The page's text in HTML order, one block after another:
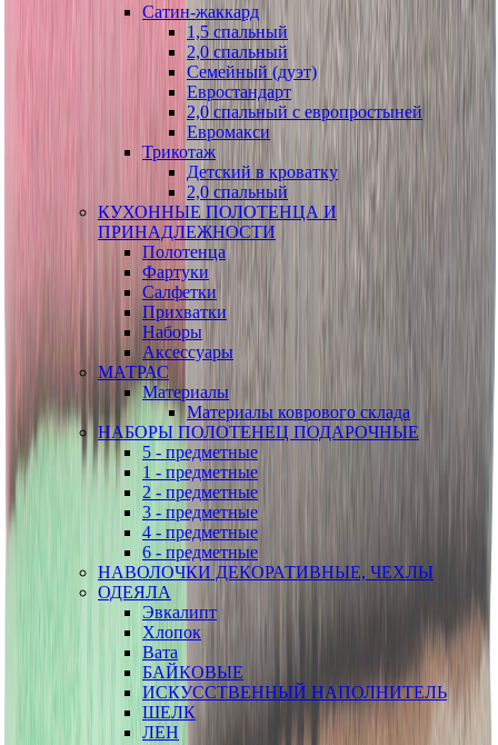
Сатин-жаккард
1,5 спальный
2,0 спальный
Семейный (дуэт)
Евростандарт
2,0 спальный с европростыней
Евромакси
Трикотаж
Детский в кроватку
2,0 спальный
КУХОННЫЕ ПОЛОТЕНЦА И
ПРИНАДЛЕЖНОСТИ
Полотенца
Фартуки
Салфетки
Прихватки
Наборы
Аксессуары
МАТРАС
Материалы
Материалы коврового склада
НАБОРЫ ПОЛОТЕНЕЦ ПОДАРОЧНЫЕ
5 - предметные
1 - предметные
2 - предметные
3 - предметные
4 - предметные
6 - предметные
НАВОЛОЧКИ ДЕКОРАТИВНЫЕ, ЧЕХЛЫ
ОДЕЯЛА
Эвкалипт
Хлопок
Вата
БАЙКОВЫЕ
ИСКУССТВЕННЫЙ НАПОЛНИТЕЛЬ
ШЕЛК
ЛЕН